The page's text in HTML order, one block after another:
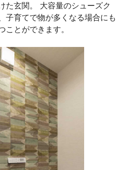
た玄関。 大容量のシューズク
子育てで物が多くなる場合にも
とができます。